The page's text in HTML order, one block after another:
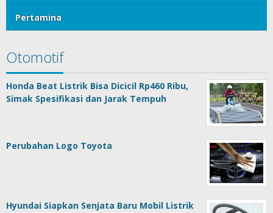
Pertamina
Otomotif
Honda Beat Listrik Bisa Dicicil Rp460 Ribu,
Simak Spesifikasi dan Jarak Tempuh
Perubahan Logo Toyota
Hyundai Siapkan Senjata Baru Mobil Listrik